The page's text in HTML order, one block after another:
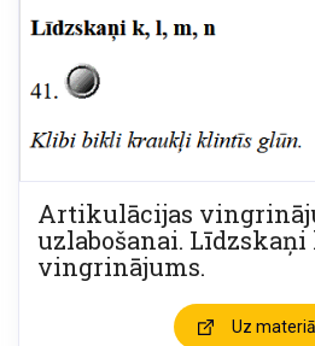
Artikulācijas
uzlabošanai. Līdzskaņi
vingrinājums.
Uz